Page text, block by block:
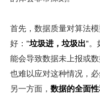
首先，数据质量对算法
好："垃圾进，垃圾出"。
能会导致数据未上报或
也难以应对这种情况，必
另一方面， 数据的全面